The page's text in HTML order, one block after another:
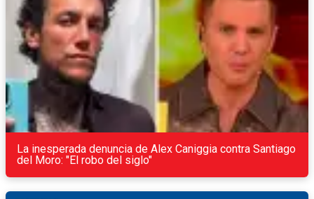
La inesperada denuncia de Alex Caniggia contra Santiago
del Moro: "El robo del siglo"